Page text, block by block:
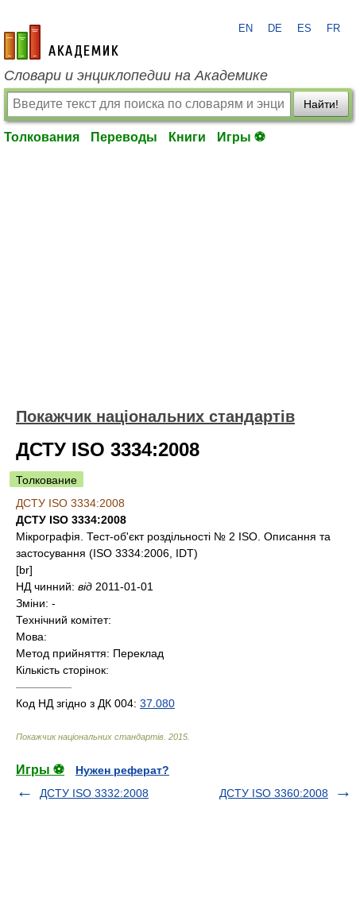
academic.ru
EN DE ES FR
Словари и энциклопедии на Академике
Найти!
Толкования Переводы Книги Игры ⚽
Покажчик національних стандартів
ДСТУ ISO 3334:2008
Толкование
ДСТУ ISO 3334:2008
ДСТУ ISO 3334:2008
Мікрографія. Тест-об'єкт роздільності № 2 ISO. Описання та
застосування (ISO 3334:2006, IDT)
[br]
НД чинний: від 2011-01-01
Зміни: -
Технічний комітет:
Мова:
Метод прийняття: Переклад
Кількість сторінок:
—————
Код НД згідно з ДК 004: 37.080
Покажчик національних стандартів 2015
Игры ⚽
Нужен реферат?
ДСТУ ISO 3332:2008
ДСТУ ISO 3360:2008